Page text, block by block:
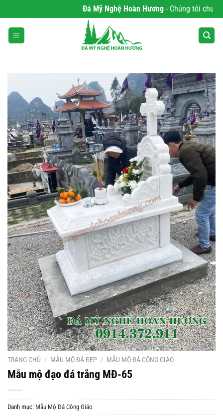
qua
nội
dung
Đá Mỹ Nghệ Hoàn Hương- Chúng tôi chuyên
TRANG CHỦ / MẪU MỘ ĐÁ ĐẸP / MẪU MỘ ĐÁ CÔNG GIÁO
Mẫu mộ đạo đá trắng MĐ-65
Danh mục: Mẫu Mộ Đá Công Giáo